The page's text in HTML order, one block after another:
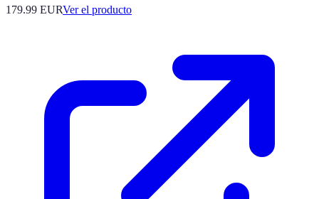
179.99 EURVer el producto